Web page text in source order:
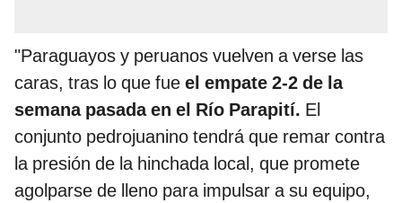
"Paraguayos y peruanos vuelven a verse las
caras, tras lo que fue el empate 2-2 de la
semana pasada en el Río Parapití. El
conjunto pedrojuanino tendrá que remar contra
la presión de la hinchada local, que promete
agolparse de lleno para impulsar a su equipo,